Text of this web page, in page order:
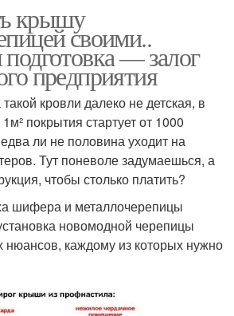
крышу
своими..
— залог
предприятия
кровли далеко не детская, в
покрытия стартует от 1000
ли не половина уходит на
Тут поневоле задумаешься, а
чтобы столько платить?
шифера и металлочерепицы
новомодной черепицы
нюансов, каждому из которых нужно